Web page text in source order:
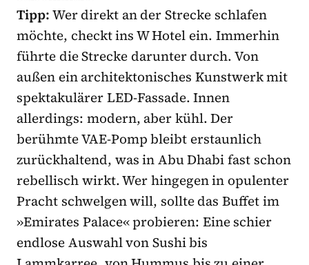
Tipp:Wer direkt an der Strecke schlafen
möchte, checkt ins W Hotel ein. Immerhin
führte die Strecke darunter durch. Von
außen ein architektonisches Kunstwerk mit
spektakulärer LED-Fassade. Innen
allerdings: modern, aber kühl. Der
berühmte VAE-Pomp bleibt erstaunlich
zurückhaltend, was in Abu Dhabi fast schon
rebellisch wirkt. Wer hingegen in opulenter
Pracht schwelgen will, sollte das Buffet im
»Emirates Palace« probieren: Eine schier
endlose Auswahl von Sushi bis